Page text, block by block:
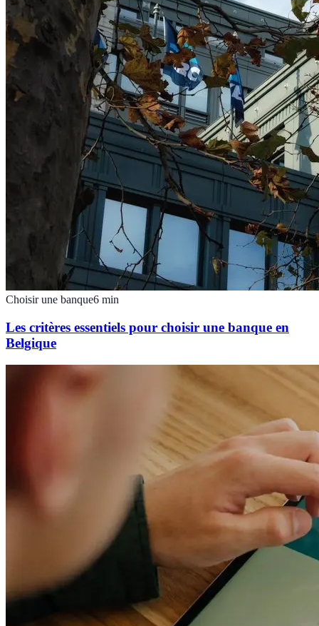
Choisir une banque6 min
Les critères essentiels pour choisir une banque en
Belgique